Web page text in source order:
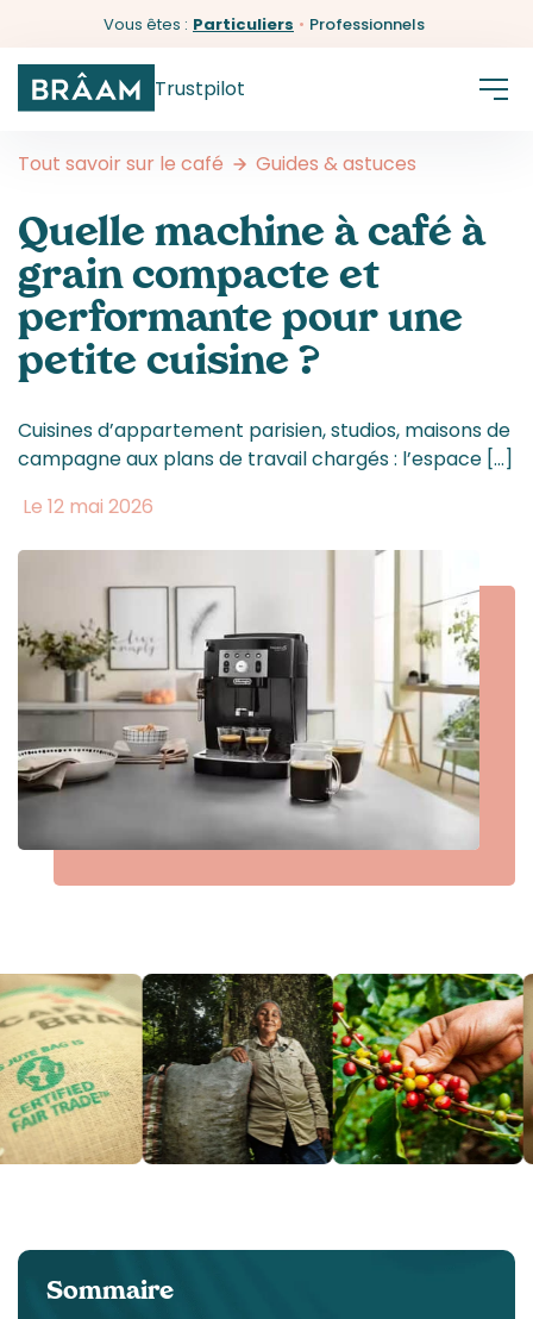
Vous êtes : Particuliers • Professionnels
Trustpilot
Tout savoir sur le café Guides & astuces
Quelle machine à café à
grain compacte et
performante pour une
petite cuisine ?
Cuisines d’appartement parisien, studios, maisons de
campagne aux plans de travail chargés : l’espace […]
Le 12 mai 2026
Sommaire